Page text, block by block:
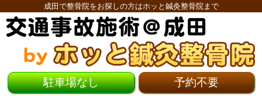
成田で整骨院をお探しの方はホッと鍼灸整骨院まで
駐車場なし 予約不要